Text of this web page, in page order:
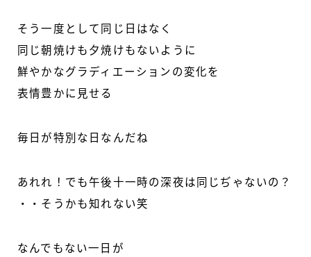
そう一度として同じ日はなく
同じ朝焼けも夕焼けもないように
鮮やかなグラディエーションの変化を
表情豊かに見せる
毎日が特別な日なんだね
あれれ！でも午後十一時の深夜は同じぢゃないの？
・・そうかも知れない笑
なんでもない一日が